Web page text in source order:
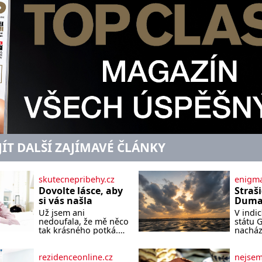
DALŠÍ ZAJÍMAVÉ ČLÁNKY
skutecnepribehy.cz
Dovolte lásce, aby
si vás našla
Už jsem ani
nedoufala, že mě něco
tak krásného potká.
pohled. Poprvé jsem
písek
ze
zlo?
V
státu
tomu
rezidenceonline.cz